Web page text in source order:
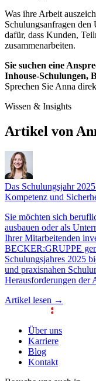
Was ihre Arbeit
Schulungsanfragen
dafür, dass Kunden,
zusammenarbeiten.
Sie suchen eine
Inhouse-Schulungen,
Sprechen Sie Anna
Wissen & Insights
Artikel von
Das Schulungsjahr
Kompetenz und
Sie möchten sich
ausbauen oder als
Ihrer Mitarbeitenden
BECKER:GRUPPE
Schulungsjahres 2025
und praxisnahen
Herausforderungen der
Artikel lesen →
Über uns
Karriere
Blog
Kontakt